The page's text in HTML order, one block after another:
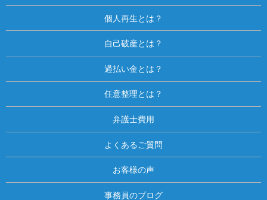
個人再生とは？
自己破産とは？
過払い金とは？
任意整理とは？
弁護士費用
よくあるご質問
お客様の声
事務員のブログ